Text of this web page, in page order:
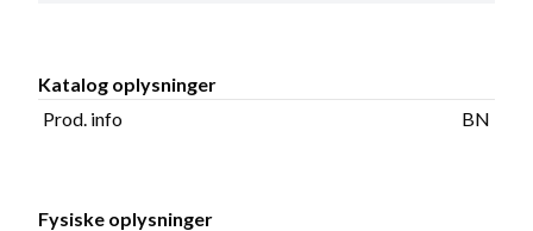
Katalog oplysninger
Prod. info
BN
Fysiske oplysninger